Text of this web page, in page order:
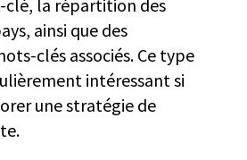
la répartition des
ainsi que des
clés associés. Ce type
intéressant si
une stratégie de